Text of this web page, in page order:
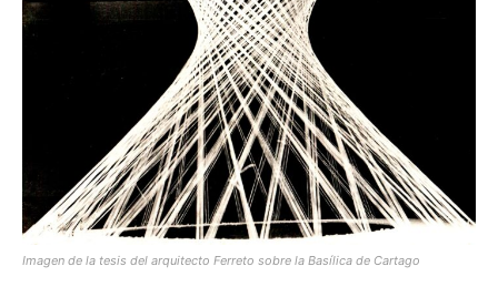
Imagen de la tesis del arquitecto Ferreto sobre la Basílica de Cartago